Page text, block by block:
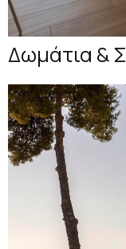
Δωμάτια &